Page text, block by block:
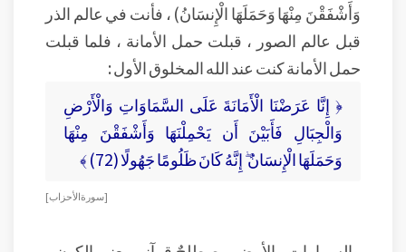
وَأَشْفَقْنَ مِنْهَا وَحَمَلَهَا الْإِنسَانُ) ، فأنت في عالم الذر
قبل عالم الصور ، قبلت حمل الأمانة ، فلما قبلت
حمل الأمانة كنت عند الله المخلوق الأول :
﴿ إِنَّا عَرَضْنَا الْأَمَانَةَ عَلَى السَّمَاوَاتِ وَالْأَرْضِ
وَالْجِبَالِ فَأَبَيْنَ أَن يَحْمِلْنَهَا وَأَشْفَقْنَ مِنْهَا
وَحَمَلَهَا الْإِنسَانُ ۖ إِنَّهُ كَانَ ظَلُومًا جَهُولًا (72) ﴾
[ سورة الأحزاب ]